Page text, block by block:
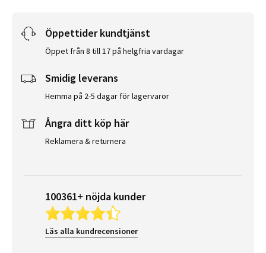
Öppettider kundtjänst
Öppet från 8 till 17 på helgfria vardagar
Smidig leverans
Hemma på 2-5 dagar för lagervaror
Ångra ditt köp här
Reklamera & returnera
100361+ nöjda kunder
Läs alla kundrecensioner